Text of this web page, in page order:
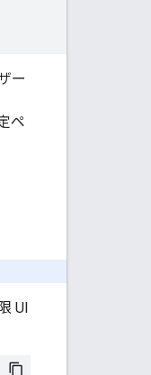
ー
ペ
UI